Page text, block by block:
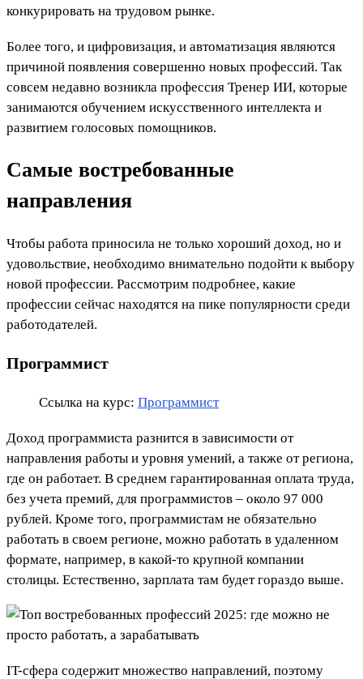
конкурировать на трудовом рынке.
Более того, и цифровизация, и автоматизация являются
причиной появления совершенно новых профессий. Так
совсем недавно возникла профессия Тренер ИИ, которые
занимаются обучением искусственного интеллекта и
развитием голосовых помощников.
Самые востребованные
направления
Чтобы работа приносила не только хороший доход, но и
удовольствие, необходимо внимательно подойти к выбору
новой профессии. Рассмотрим подробнее, какие
профессии сейчас находятся на пике популярности среди
работодателей.
Программист
Ссылка на курс: Программист
Доход программиста разнится в зависимости от
направления работы и уровня умений, а также от региона,
где он работает. В среднем гарантированная оплата труда,
без учета премий, для программистов – около 97 000
рублей. Кроме того, программистам не обязательно
работать в своем регионе, можно работать в удаленном
формате, например, в какой-то крупной компании
столицы. Естественно, зарплата там будет гораздо выше.
IT-сфера содержит множество направлений, поэтому